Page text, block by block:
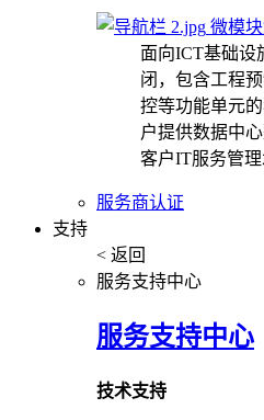
微模
面向ICT基础设
闭，包含工程
控等功能单元
户提供数据中
客户IT服务管理
服务商认证
支持
< 返回
服务支持中心
服务支持中心
技术支持